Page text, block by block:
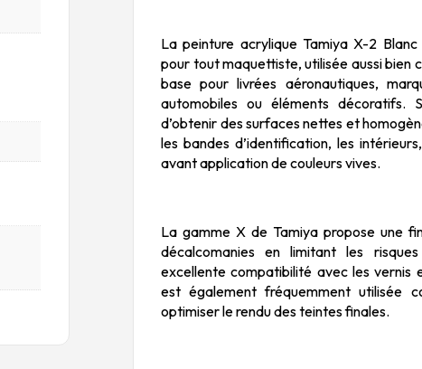
La peinture acrylique Tamiya X-2
pour tout maquettiste, utilisée aussi bien
base pour livrées aéronautiques,
automobiles ou éléments décoratifs.
d’obtenir des surfaces nettes et
les bandes d’identification, les
avant application de couleurs vives.
La gamme X de Tamiya propose une
décalcomanies en limitant les
excellente compatibilité avec les
est également fréquemment utilisée
optimiser le rendu des teintes finales.